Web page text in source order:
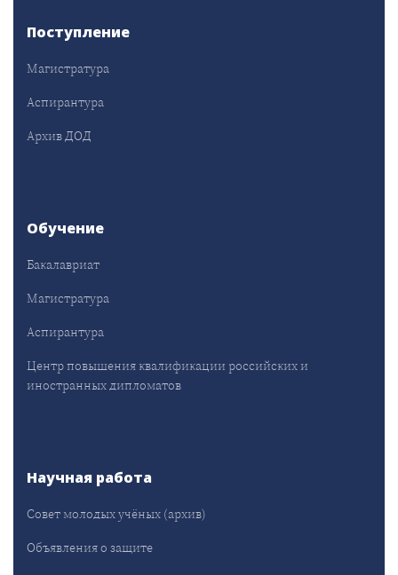
Поступление
Магистратура
Аспирантура
Архив ДОД
Обучение
Бакалавриат
Магистратура
Аспирантура
Центр повышения квалификации российских и
иностранных дипломатов
Научная работа
Совет молодых учёных (архив)
Объявления о защите